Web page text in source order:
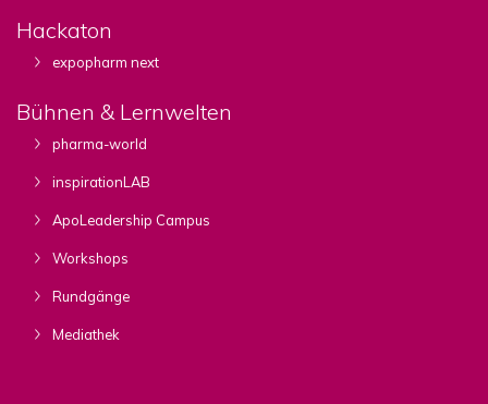
Hackaton
expopharm next
Bühnen & Lernwelten
pharma-world
inspirationLAB
ApoLeadership Campus
Workshops
Rundgänge
Mediathek